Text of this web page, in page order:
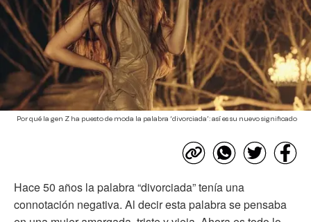
Por qué la gen Z ha puesto de moda la palabra ‘divorciada’: así es su nuevo significado
Hace 50 años la palabra “divorciada” tenía una
connotación negativa. Al decir esta palabra se pensaba